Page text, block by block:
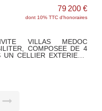
420 000 €
dont 5% TTC d'honoraires
cette propriété en pierres
logements d'une surface
150 m² et d'une